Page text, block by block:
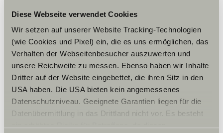
Diese Webseite verwendet Cookies
Wir setzen auf unserer Website Tracking-Technologien
(wie Cookies und Pixel) ein, die es uns ermöglichen, das
Verhalten der Webseitenbesucher auszuwerten und
unsere Reichweite zu messen. Ebenso haben wir Inhalte
Dritter auf der Website eingebettet, die ihren Sitz in den
USA haben. Die USA bieten kein angemessenes
Datenschutzniveau. Geeignete Garantien liegen für die
Datenübermittlung in das Drittland nicht vor. Es besteht
Öffnungszeiten
Ajoneuvomyynti
Ma – Pe:
La: